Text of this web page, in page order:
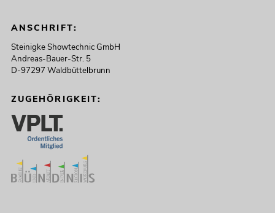
ANSCHRIFT:
Steinigke Showtechnic GmbH
Andreas-Bauer-Str. 5
D-97297 Waldbüttelbrunn
ZUGEHÖRIGKEIT: